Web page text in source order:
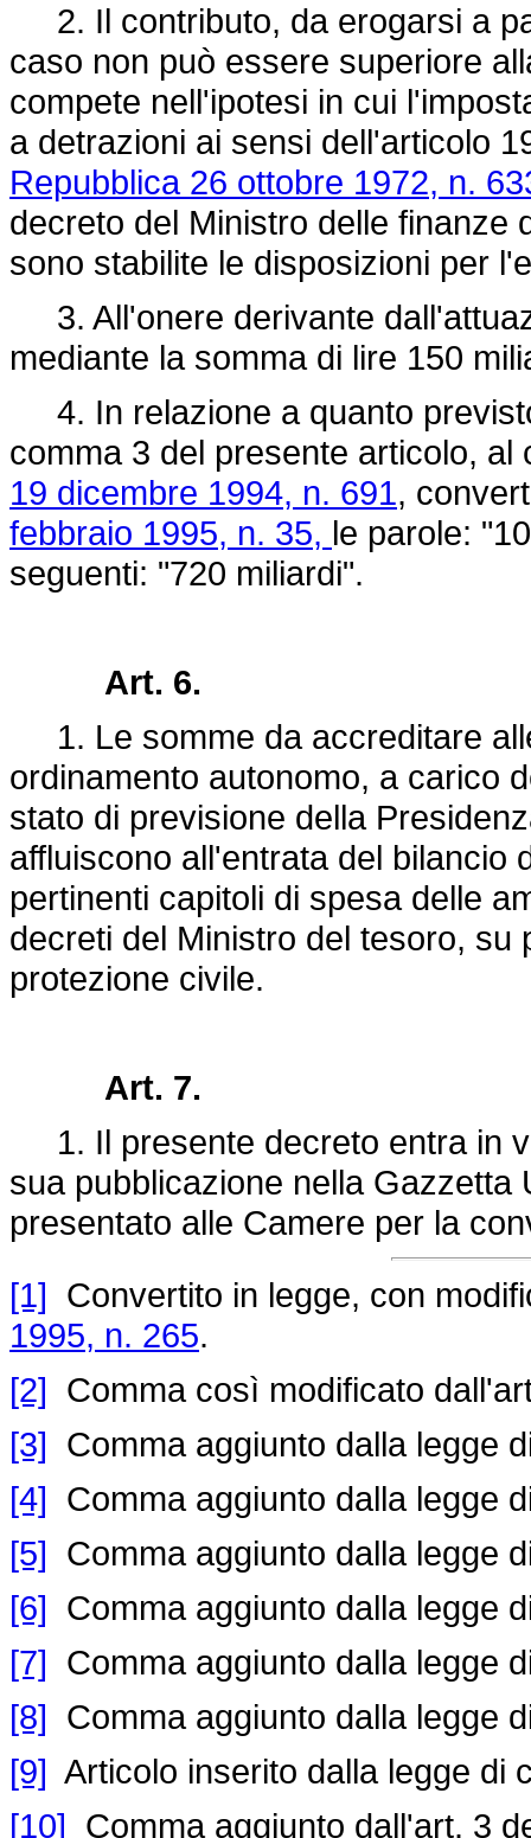
2. Il contributo, da erogarsi a
caso non può essere superiore
compete nell'ipotesi in cui
a detrazioni ai sensi dell'articolo
Repubblica 26 ottobre 1972, n.
decreto del Ministro delle finanze
sono stabilite le disposizioni per
3. All'onere derivante
mediante la somma di lire 150
4. In relazione a quanto
comma 3 del presente articolo,
19 dicembre 1994, n. 691,
febbraio 1995, n. 35, le parole:
seguenti: "720 miliardi".
Art. 6.
1. Le somme da accreditare
ordinamento autonomo, a carico
stato di previsione della
affluiscono all'entrata del bilancio
pertinenti capitoli di spesa delle
decreti del Ministro del tesoro, su
protezione civile.
Art. 7.
1. Il presente decreto entra in
sua pubblicazione nella Gazzetta
presentato alle Camere per la
[1] Convertito in legge, con
1995, n. 265.
[2] Comma così modificato
[3] Comma aggiunto dalla legge
[4] Comma aggiunto dalla legge
[5] Comma aggiunto dalla legge
[6] Comma aggiunto dalla legge
[7] Comma aggiunto dalla legge
[8] Comma aggiunto dalla legge
[9] Articolo inserito dalla legge di
[10] Comma aggiunto dall'art. 3